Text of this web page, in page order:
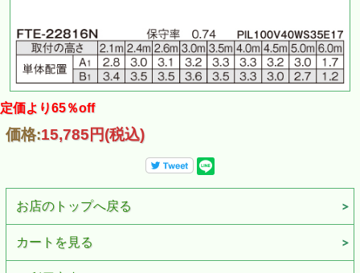
定価より65％off
価格:15,785円(税込)
お店のトップへ戻る
カートを見る